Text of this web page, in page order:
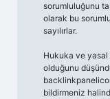
sorumluluğunu
olarak bu
sayılırlar.
Hukuka ve yasal
olduğunu
bildirmeniz